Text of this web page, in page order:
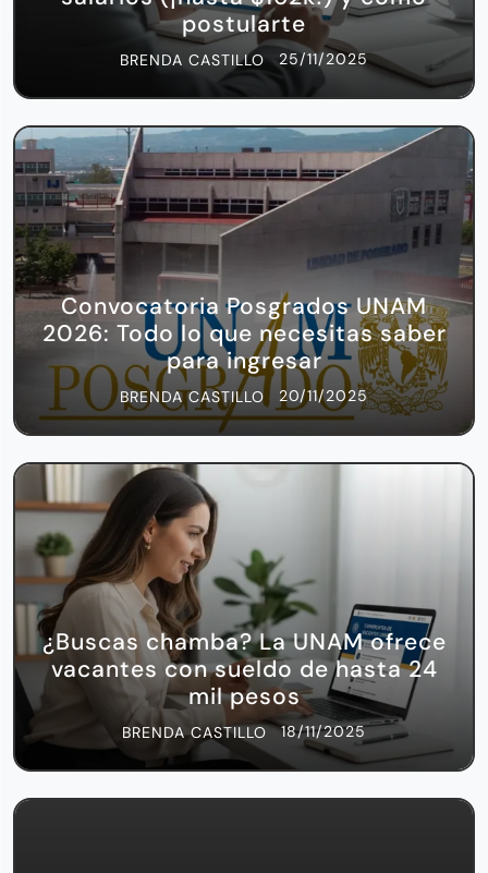
postularte
BRENDA CASTILLO 25/11/2025
Convocatoria Posgrados UNAM
2026: Todo lo que necesitas saber
para ingresar
BRENDA CASTILLO 20/11/2025
¿Buscas chamba? La UNAM ofrece
vacantes con sueldo de hasta 24
mil pesos
BRENDA CASTILLO 18/11/2025